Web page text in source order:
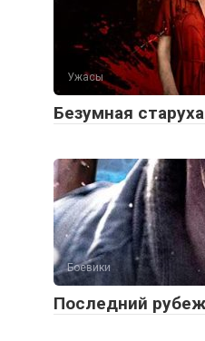
Ужасы
Безумная
Боевики
Последний